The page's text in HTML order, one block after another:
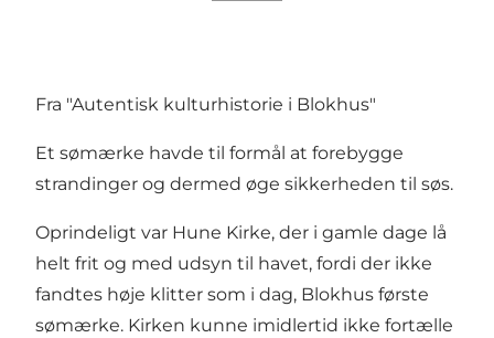
Fra "Autentisk kulturhistorie i Blokhus"
Et sømærke havde til formål at forebygge
strandinger og dermed øge sikkerheden til søs.
Oprindeligt var Hune Kirke, der i gamle dage lå
helt frit og med udsyn til havet, fordi der ikke
fandtes høje klitter som i dag, Blokhus første
sømærke. Kirken kunne imidlertid ikke fortælle